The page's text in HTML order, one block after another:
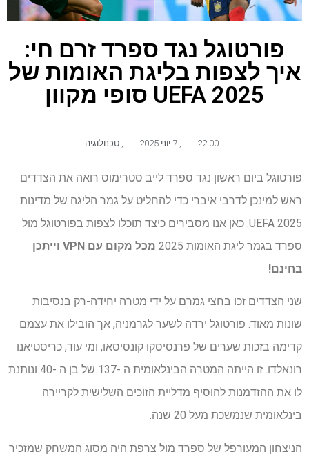
פורטוגל נגד ספרד זרם חי:
איך לצפות בליגת האומות של
UEFA 2025 סופי מקוון
22:00 טכנולוגיה
פורטוגל ביום ראשון נגד ספרד לייב סטרימוס רואה את הצדדים
ראש למינכן לדרבי איברי כדי להחליט על גמר הליגה של מדינות
UEFA 2025. כאן אנו מסבירים כיצד תוכלו לצפות בפורטוגל מול
ספרד בגמר ליגת האומות 2025
מכל מקום עם VPN
וייתכן
בחינם!
שני הצדדים זכו בחצי גמרם על ידי מטרה יחידה-רק בנסיבות
שונות מאוד. פורטוגל ירדה לשער לגרמניה, אך הובילו את עצמם
קדימה בזכות שערים של פרנסיסקו קונסיסאו, ומי עוד, כריסטיאנו
רונאלדו. זו הייתה המטרה הבינלאומית ה -137 של בן ה -40 ונותנת
לו את ההזדמנות להוסיף מדליית הזוכים השלישית לקריירה
בינלאומית שנמשכת מעל 20 שנה.
הניצחון המעורפל של ספרד מול צרפת היה מסוג המשחק שמזכיר